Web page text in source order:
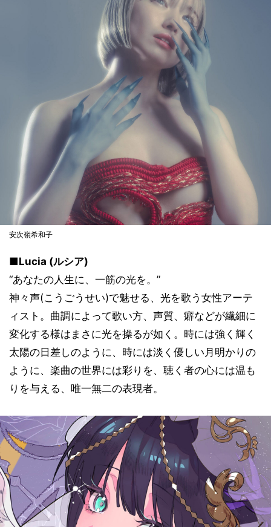
安次嶺希和子
■Lucia (ルシア)
“あなたの人生に、一筋の光を。”
神々声(こうごうせい)で魅せる、光を歌う女性アーテ
ィスト。曲調によって歌い方、声質、癖などが繊細に
変化する様はまさに光を操るが如く。時には強く輝く
太陽の日差しのように、時には淡く優しい月明かりの
ように、楽曲の世界には彩りを、聴く者の心には温も
りを与える、唯一無二の表現者。